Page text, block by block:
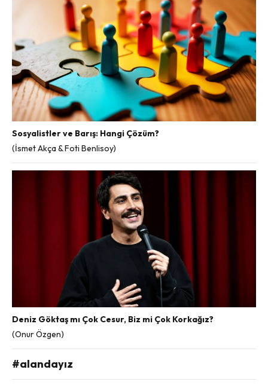
Sosyalistler ve Barış: Hangi Çözüm?
(İsmet Akça & Foti Benlisoy)
Deniz Göktaş mı Çok Cesur, Biz mi Çok Korkağız?
(Onur Özgen)
#alandayız